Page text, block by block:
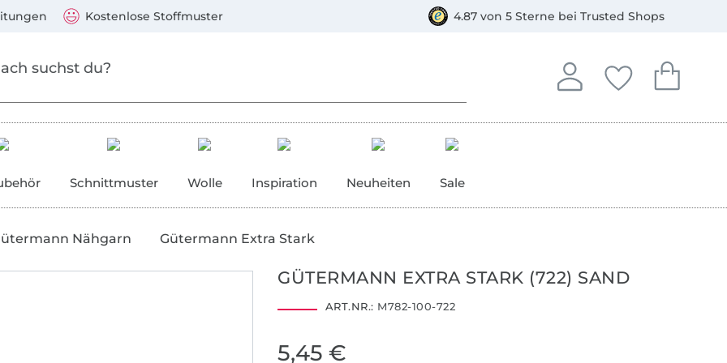
Kostenlose Stoffmuster 4.87 von 5 Sterne bei Trusted Shops
Anmelden
In deinem Konto
Deine
Du hast keine
Dein
Du hast
Schnittmuster Wolle Inspiration Neuheiten Sale
Nähgarn Gütermann Extra Stark
GÜTERMANN EXTRA STARK (722) SAND
ART.NR.: M782-100-722
5,45 €
Mastercard, PayPal, Giropay, Kauf auf Rechnung, Vorkasse